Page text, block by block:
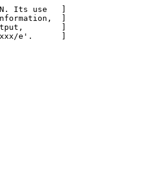
Its use   ]
]
]
xxx/e'.      ]